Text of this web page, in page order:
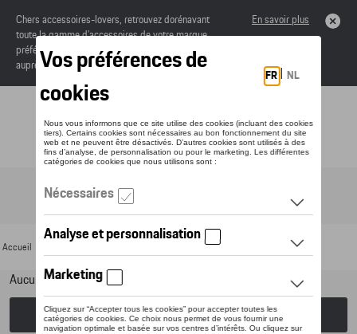
Chers accessoires-lovers, retrouvez dorénavant
toute la gamme d’accessoires de votre marque
préférée sous forme de catalogue à commander
auprès de votre concessionaire.
En savoir plus
Toggle navigation
Accueil CUPRA > Dernière chance
Aucun modèle sélectionné (Tout afficher)
Choisissez un modèle